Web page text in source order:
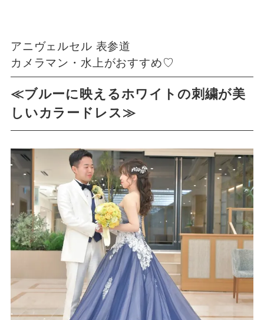
アニヴェルセル 表参道
カメラマン・水上がおすすめ♡
≪ブルーに映えるホワイトの刺繍が美
しいカラードレス≫